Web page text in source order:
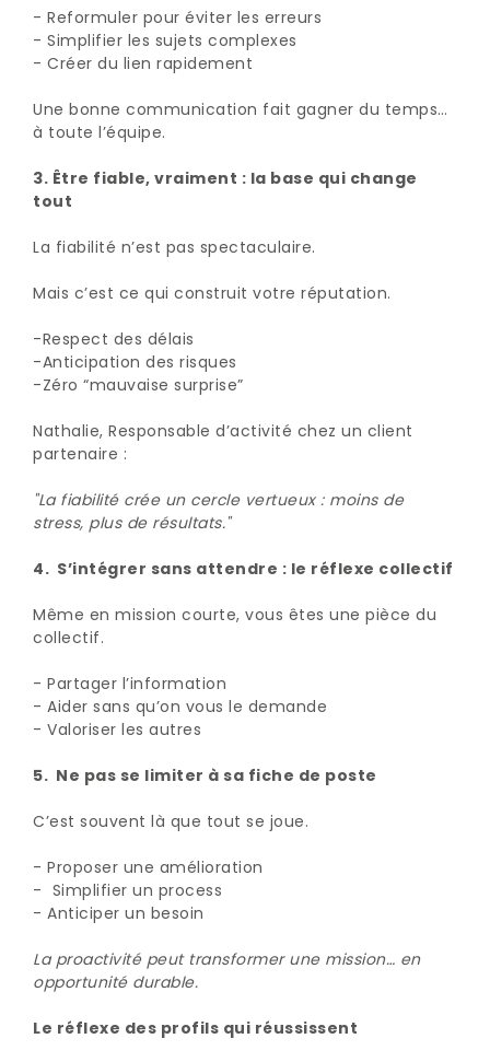
- Reformuler pour éviter les erreurs
- Simplifier les sujets complexes
- Créer du lien rapidement
Une bonne communication fait gagner du temps…
à toute l’équipe.
3. Être fiable, vraiment : la base qui change
tout
La fiabilité n’est pas spectaculaire.
Mais c’est ce qui construit votre réputation.
-Respect des délais
-Anticipation des risques
-Zéro “mauvaise surprise”
Nathalie, Responsable d’activité chez un client
partenaire :
"La fiabilité crée un cercle vertueux : moins de
stress, plus de résultats."
4. S’intégrer sans attendre : le réflexe collectif
Même en mission courte, vous êtes une pièce du
collectif.
- Partager l’information
- Aider sans qu’on vous le demande
- Valoriser les autres
5. Ne pas se limiter à sa fiche de poste
C’est souvent là que tout se joue.
- Proposer une amélioration
- Simplifier un process
- Anticiper un besoin
La proactivité peut transformer une mission… en
opportunité durable.
Le réflexe des profils qui réussissent